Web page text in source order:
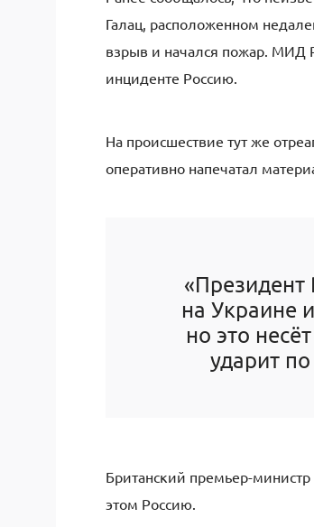
Галац, расположенном
взрыв и начался пожар. МИД
инциденте Россию.
На происшествие тут же
оперативно напечатал
на Украине
но это
ударит
Британский премьер-
этом Россию.